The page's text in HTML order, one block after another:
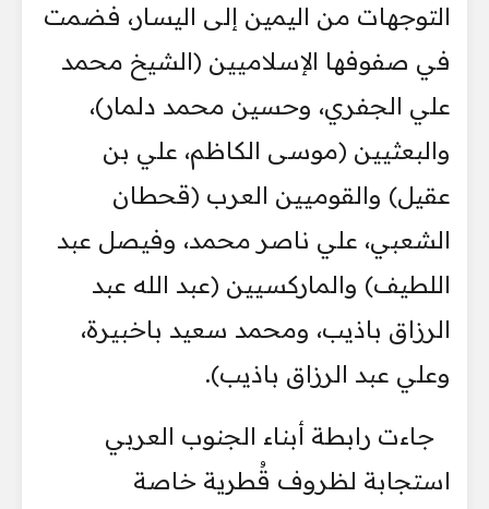
التوجهات من اليمين إلى اليسار، فضمت
في صفوفها الإسلاميين (الشيخ محمد
علي الجفري، وحسين محمد دلمار)،
والبعثيين (موسى الكاظم، علي بن
عقيل) والقوميين العرب (قحطان
الشعبي، علي ناصر محمد، وفيصل عبد
اللطيف) والماركسيين (عبد الله عبد
الرزاق باذيب، ومحمد سعيد باخبيرة،
وعلي عبد الرزاق باذيب).
جاءت رابطة أبناء الجنوب العربي
استجابة لظروف قُطرية خاصة